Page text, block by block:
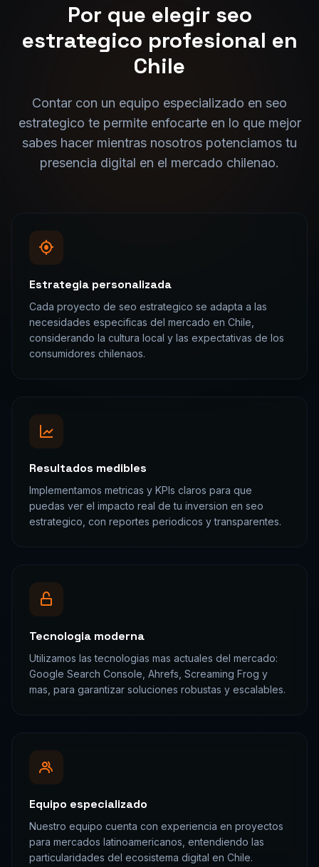
Por que elegir seo
estrategico profesional en
Chile
Contar con un equipo especializado en seo
estrategico te permite enfocarte en lo que mejor
sabes hacer mientras nosotros potenciamos tu
presencia digital en el mercado chilenao.
Estrategia personalizada
Cada proyecto de seo estrategico se adapta a las
necesidades especificas del mercado en Chile,
considerando la cultura local y las expectativas de los
consumidores chilenaos.
Resultados medibles
Implementamos metricas y KPIs claros para que
puedas ver el impacto real de tu inversion en seo
estrategico, con reportes periodicos y transparentes.
Tecnologia moderna
Utilizamos las tecnologias mas actuales del mercado:
Google Search Console, Ahrefs, Screaming Frog y
mas, para garantizar soluciones robustas y escalables.
Equipo especializado
Nuestro equipo cuenta con experiencia en proyectos
para mercados latinoamericanos, entendiendo las
particularidades del ecosistema digital en Chile.